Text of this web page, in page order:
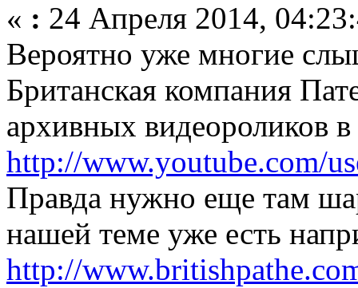
« : 24 Апреля 2014,
Вероятно уже многие
Британская компания
архивных видеороликов
http://www.youtube.com/
Правда нужно еще там
нашей теме уже есть
http://